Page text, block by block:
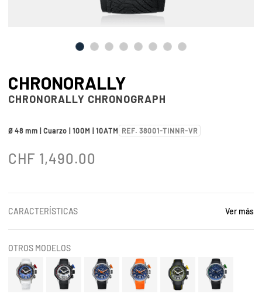
CHRONORALLY
CHRONORALLY CHRONOGRAPH
Ø 48 mm | Cuarzo | 100M | 10ATM REF. 38001-TINNR-VR
CHF 1,490.00
CARACTERÍSTICAS Ver más
OTROS MODELOS